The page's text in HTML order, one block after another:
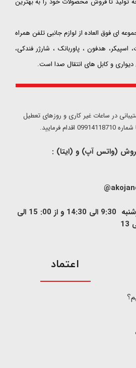
ای فوق العاده از لوازم جانبی تلفن همراه
هدفون ، پاوربانک ، شارژر فندکی،
دیواری و کابل های انتقال صدا است.
در ساعات غیر کاری و روزهای تعطیل
فرمایید.
(واتس آپ) و (ایتا) :
ساعت کاری : شنبه تا چهارشنبه 9:30 الی 14:30 و از 00: 15 الی
اعتماد